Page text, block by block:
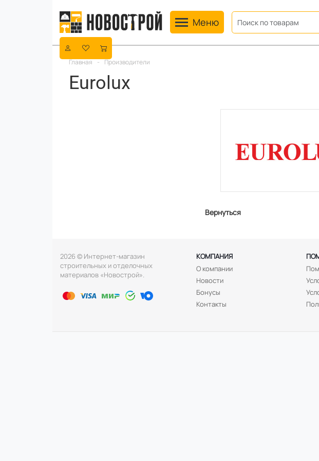
Toggle navigation
Меню
Главная - Производители
Eurolux
Вернуться
2026 © Интернет-магазин
строительных и отделочных
материалов «Новострой».
КОМПАНИЯ
О компании
Новости
Бонусы
Контакты